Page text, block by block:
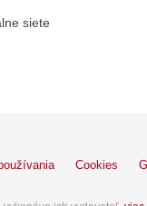
siete
Cookies